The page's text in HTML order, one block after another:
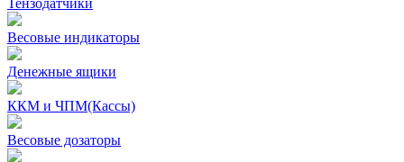
Тензодатчики
Весовые индикаторы
Денежные ящики
ККМ и ЧПМ(Кассы)
Весовые дозаторы